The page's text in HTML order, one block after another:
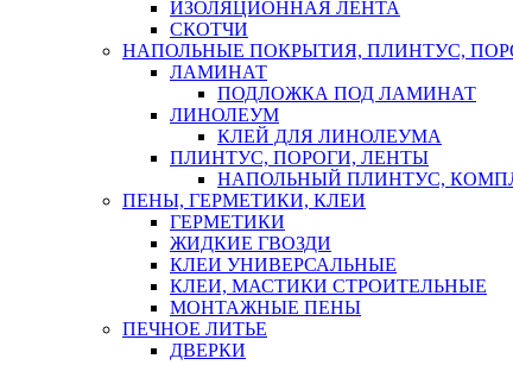
ИЗОЛЯЦИОННАЯ ЛЕНТА
СКОТЧИ
НАПОЛЬНЫЕ ПОКРЫТИЯ, ПЛИНТУС,
ЛАМИНАТ
ПОДЛОЖКА ПОД ЛАМИНАТ
ЛИНОЛЕУМ
КЛЕЙ ДЛЯ ЛИНОЛЕУМА
ПЛИНТУС, ПОРОГИ, ЛЕНТЫ
НАПОЛЬНЫЙ ПЛИНТУС,
ПЕНЫ, ГЕРМЕТИКИ, КЛЕИ
ГЕРМЕТИКИ
ЖИДКИЕ ГВОЗДИ
КЛЕИ УНИВЕРСАЛЬНЫЕ
КЛЕИ, МАСТИКИ СТРОИТЕЛЬНЫЕ
МОНТАЖНЫЕ ПЕНЫ
ПЕЧНОЕ ЛИТЬЕ
ДВЕРКИ